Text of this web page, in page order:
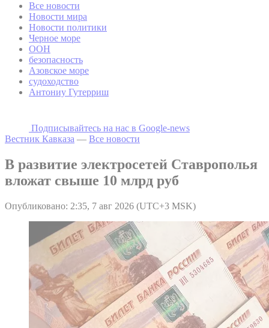
Все новости
Новости мира
Новости политики
Черное море
ООН
безопасность
Азовское море
судоходство
Антониу Гутерриш
Подписывайтесь на наc в Google-news
Вестник Кавказа — Все новости
В развитие электросетей Ставрополья
вложат свыше 10 млрд руб
Опубликовано: 2:35, 7 авг 2026 (UTC+3 MSK)